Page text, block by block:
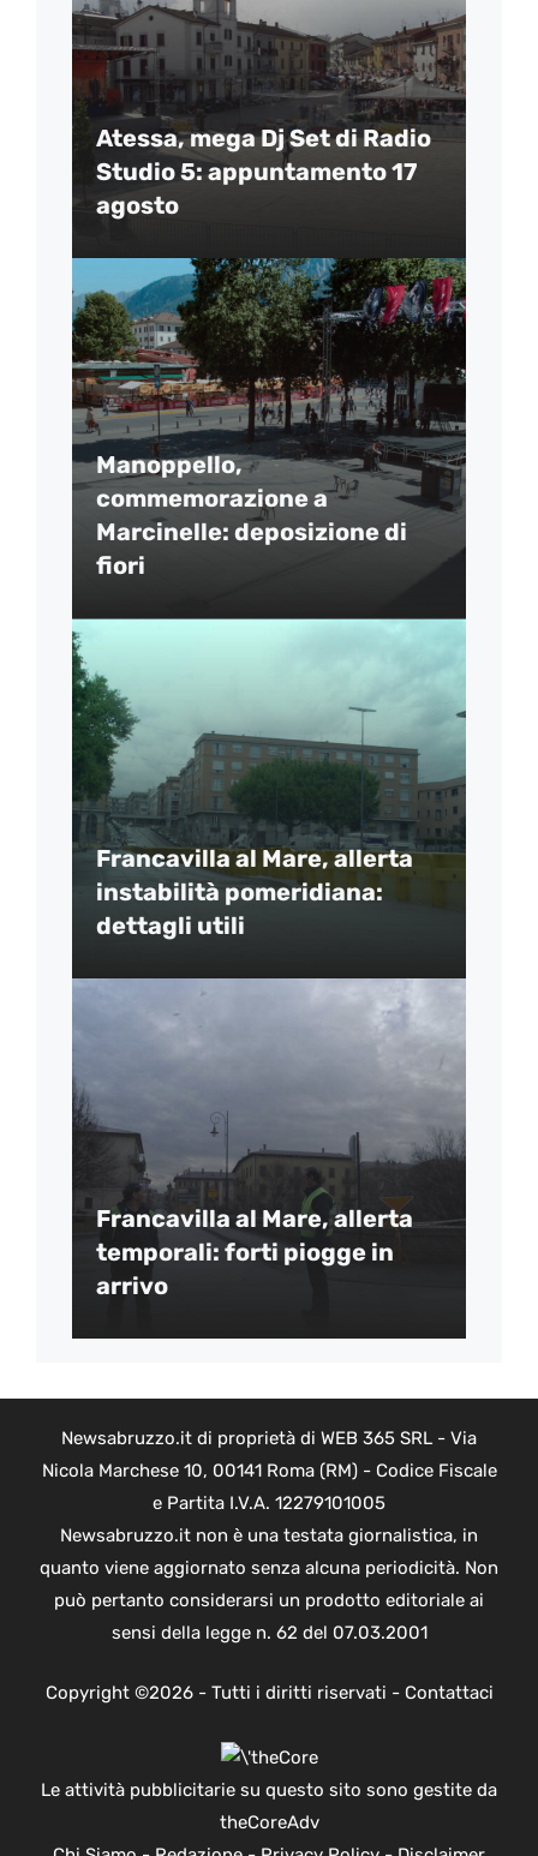
Atessa, mega Dj Set di Radio
Studio 5: appuntamento 17
agosto
Manoppello,
commemorazione a
Marcinelle: deposizione di
fiori
Francavilla al Mare, allerta
instabilità pomeridiana:
dettagli utili
Francavilla al Mare, allerta
temporali: forti piogge in
arrivo
Newsabruzzo.it di proprietà di WEB 365 SRL - Via
Nicola Marchese 10, 00141 Roma (RM) - Codice Fiscale
e Partita I.V.A. 12279101005
Newsabruzzo.it non è una testata giornalistica, in
quanto viene aggiornato senza alcuna periodicità. Non
può pertanto considerarsi un prodotto editoriale ai
sensi della legge n. 62 del 07.03.2001
Copyright ©2026 - Tutti i diritti riservati - Contattaci
Le attività pubblicitarie su questo sito sono gestite da
theCoreAdv